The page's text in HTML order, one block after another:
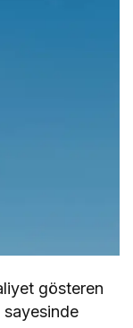
gösteren
sayesinde